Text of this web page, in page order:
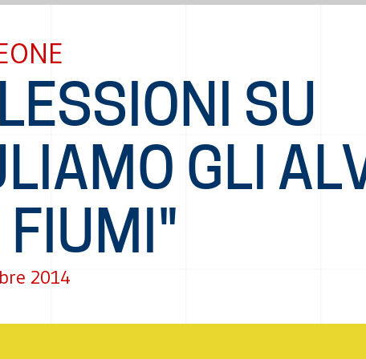
SU
GLI
FIUMI"
2014